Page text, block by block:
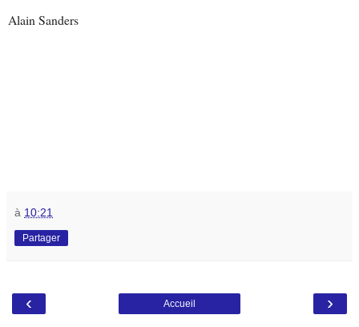
Alain Sanders
à 10:21
Partager
‹ ›
Accueil